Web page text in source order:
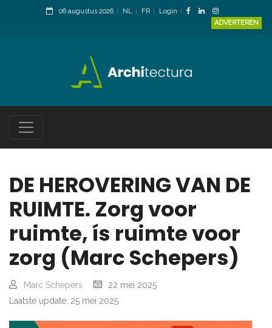
06 augustus 2026 NL FR
Login
ADVERTEREN
DE HEROVERING VAN DE
RUIMTE. Zorg voor
ruimte, ís ruimte voor
zorg (Marc Schepers)
Marc Schepers
22 mei 2025
Laatste update: 25 mei 2025